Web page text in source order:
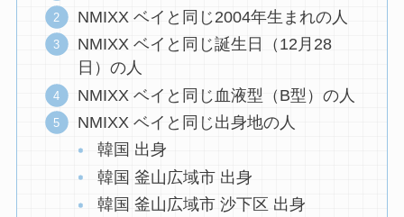
NMIXX ベイと同じ2004年生まれの人
NMIXX ベイと同じ誕生日（12月28
日）の人
NMIXX ベイと同じ血液型（B型）の人
NMIXX ベイと同じ出身地の人
韓国 出身
韓国 釜山広域市 出身
韓国 釜山広域市 沙下区 出身